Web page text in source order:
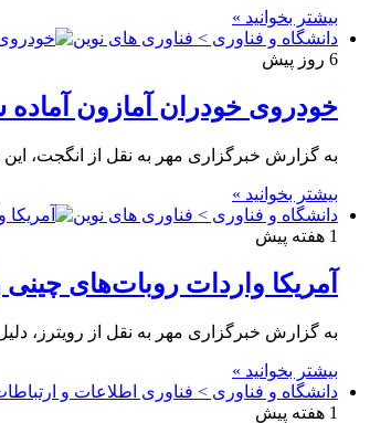
بیشتر بخوانید »
دانشگاه و فناوری > فناوری های نوین
6 روز پیش
خودروی خودران آمازون
به گزارش خبرگزاری مهر به نقل از انگجت،
بیشتر بخوانید »
دانشگاه و فناوری > فناوری های نوین
1 هفته پیش
آمریکا واردات روبات‌های
به گزارش خبرگزاری مهر به نقل از رویترز،
بیشتر بخوانید »
دانشگاه و فناوری > فناوری اطلاعات و
1 هفته پیش